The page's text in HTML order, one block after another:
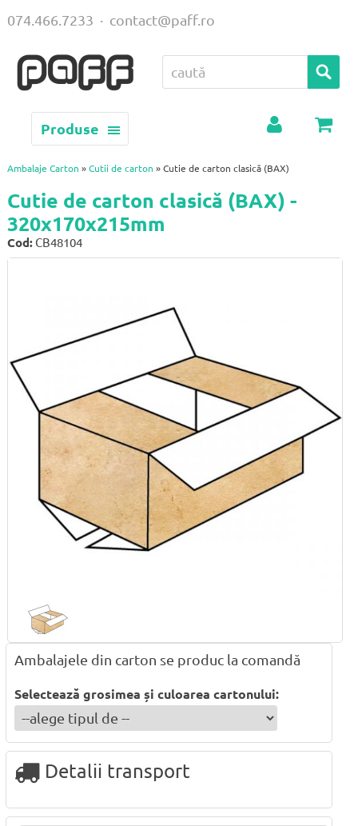
Produse
074.466.7233 · contact@paff.ro
Ambalaje Carton » Cutii de carton » Cutie de carton clasică (BAX)
Cutie de carton clasică (BAX) -
320x170x215mm
Cod: CB48104
Ambalajele din carton se produc la comandă
Selectează grosimea și culoarea cartonului:
Detalii transport